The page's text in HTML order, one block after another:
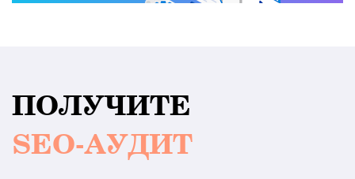
ПОЛУЧИТЕ
SEO-АУДИТ